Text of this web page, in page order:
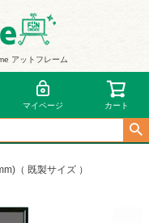
アットフレーム
マイページ カート
（ 既製サイズ ）